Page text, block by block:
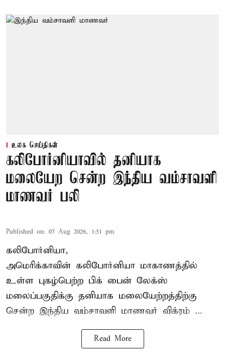
உலக செய்திகள்
கலிபோர்னியாவில் தனியாக
மலையேற சென்ற இந்திய வம்சாவளி
மாணவர் பலி
Published on: 07 Aug 2026, 1:51 pm
கலிபோர்னியா,
அமெரிக்காவின் கலிபோர்னியா மாகாணத்தில்
உள்ள புகழ்பெற்ற பிக் பைன் லேக்ஸ்
மலைப்பகுதிக்கு தனியாக மலையேற்றத்திற்கு
சென்ற இந்திய வம்சாவளி மாணவர் விக்ரம் ...
Read More